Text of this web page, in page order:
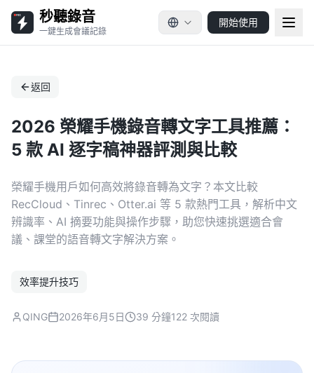
秒聽錄音
一鍵生成會議記錄
開始使用
返回
2026 榮耀手機錄音轉文字工具推薦：
5 款 AI 逐字稿神器評測與比較
榮耀手機用戶如何高效將錄音轉為文字？本文比較
RecCloud、Tinrec、Otter.ai 等 5 款熱門工具，解析中文
辨識率、AI 摘要功能與操作步驟，助您快速挑選適合會
議、課堂的語音轉文字解決方案。
效率提升技巧
QING 2026年6月5日 39 分鐘122 次閱讀